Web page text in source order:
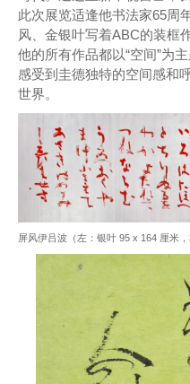
此次展览适逢他书法家65周
风、金银叶写着ABC的装框
他的所有作品都以“空间”为
感受到圭德独特的空间感和
世界。
屏风伊吕波（左：银叶 95 x 164 厘米